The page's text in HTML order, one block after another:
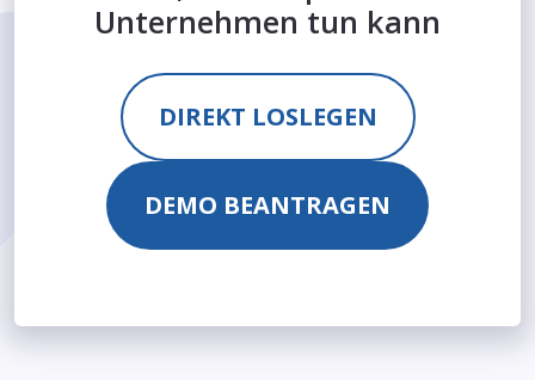
Unternehmen tun kann
DIREKT LOSLEGEN
DEMO BEANTRAGEN